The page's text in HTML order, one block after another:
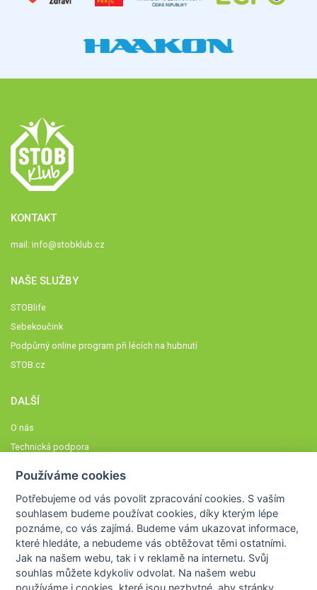
KONTAKT
mail: info@stobklub.cz
NAŠE SLUŽBY
STOBlife
Sebekoučink
Podpůrný online program při lécích na hubnutí
STOB.cz
DALŠÍ
O nás
Technická podpora
Členové STOBklubu
Zásady nakládání s osobními údaji
Otestujte se
Spočítejte si
Výzva 52
Používáme cookies
Potřebujeme od vás povolit zpracování cookies. S vaším
souhlasem budeme používat cookies, díky kterým lépe
poznáme,co vás zajímá. Budeme vám ukazovat informace,
které hledáte, a nebudeme vás obtěžovat těmi ostatními.
Jak na našem webu, tak i v reklamě na internetu. Svůj
souhlas můžete kdykoliv odvolat. Na našem webu
používáme i cookies, které jsou nezbytné , aby stránky